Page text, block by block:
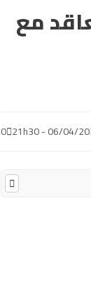
مع
06/04/2022 -
0